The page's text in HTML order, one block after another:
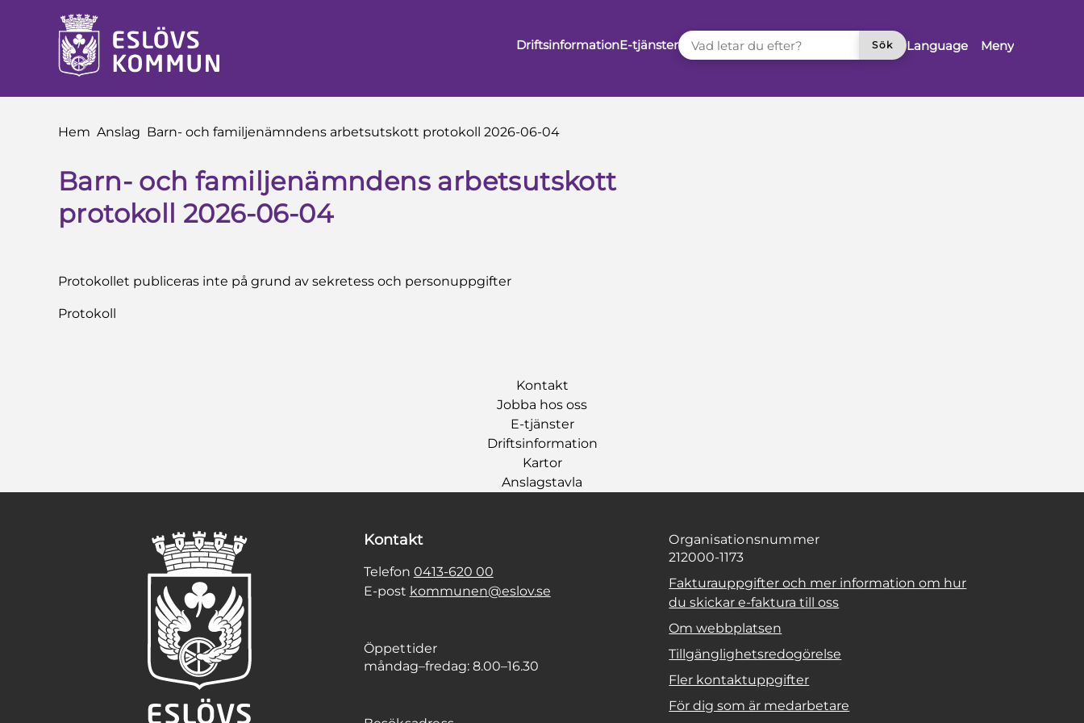
till innehåll
DriftsinformationE-tjänster
VAD LETAR DU EFTER?
Sök
Language Meny
Du är här:
Hem Anslag Barn- och familjenämndens arbetsutskott protokoll 2026-06-04
Barn- och familjenämndens arbetsutskott
protokoll 2026-06-04
Protokollet publiceras inte på grund av sekretess och personuppgifter
Protokoll
Kontakt
Jobba hos oss
E-tjänster
Driftsinformation
Kartor
Anslagstavla
Kontakt
Telefon 0413-620 00
E-post kommunen@eslov.se
Öppettider
måndag–fredag: 8.00–16.30
Organisationsnummer
212000-1173
Fakturauppgifter och mer information om hur
du skickar e-faktura till oss
Om webbplatsen
Tillgänglighetsredogörelse
Fler kontaktuppgifter
För dig som är medarbetare